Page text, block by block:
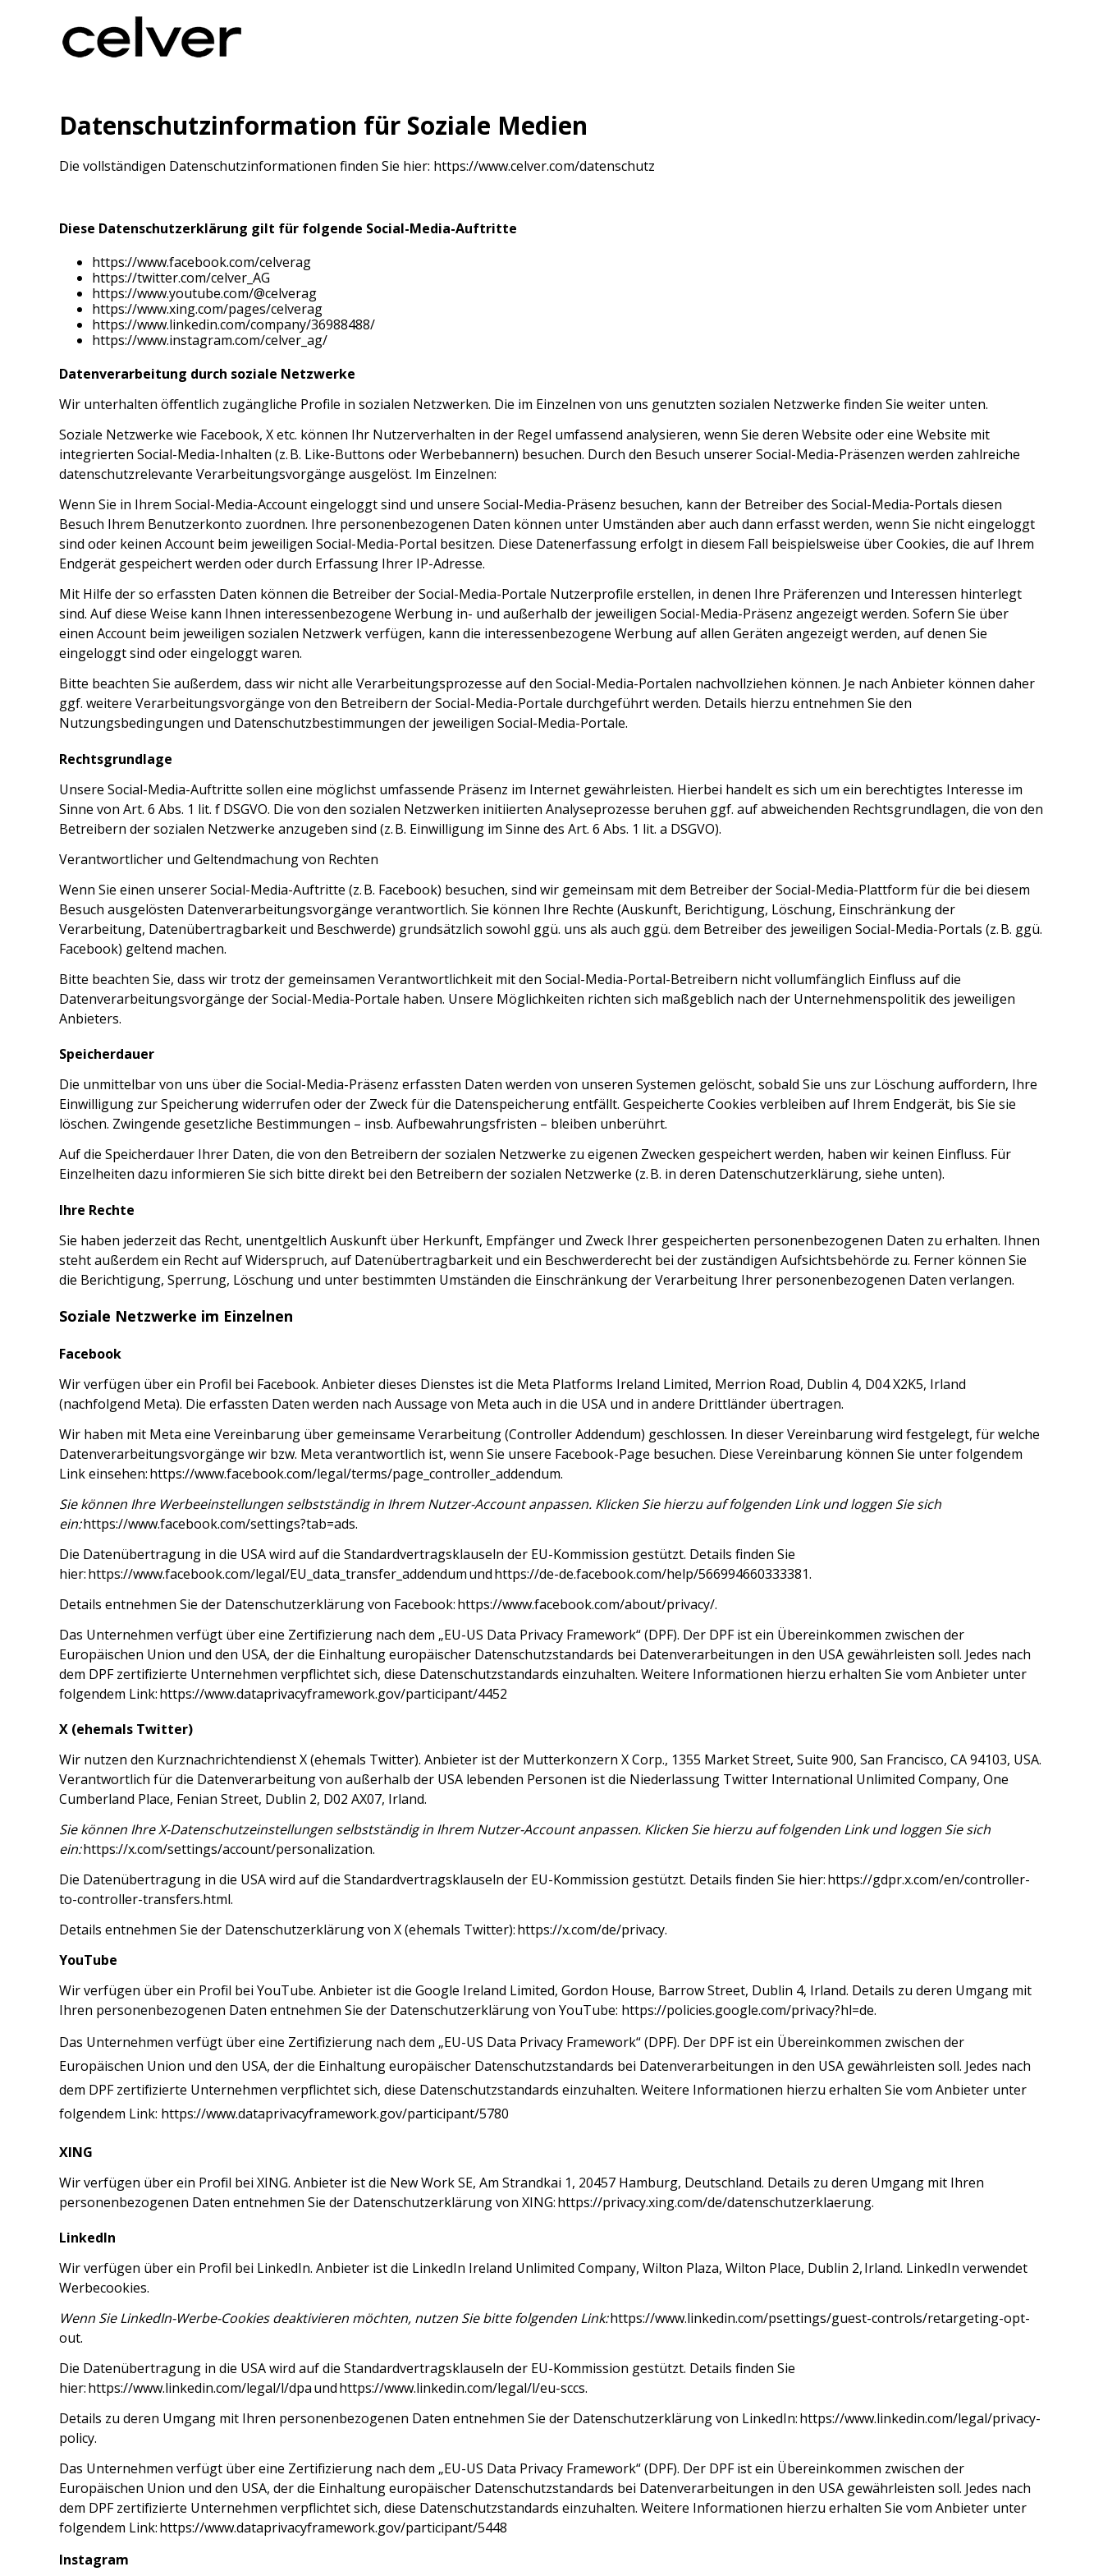
Datenschutzinformation für Soziale Medien
Die vollständigen Datenschutzinformationen finden Sie hier: https://www.celver.com/datenschutz
Diese Datenschutzerklärung gilt für folgende Social-Media-Auftritte
https://www.facebook.com/celverag
https://twitter.com/celver_AG
https://www.youtube.com/@celverag
https://www.xing.com/pages/celverag
https://www.linkedin.com/company/36988488/
https://www.instagram.com/celver_ag/
Datenverarbeitung durch soziale Netzwerke
Wir unterhalten öffentlich zugängliche Profile in sozialen Netzwerken. Die im Einzelnen von uns genutzten sozialen Netzwerke finden Sie weiter unten.
Soziale Netzwerke wie Facebook, X etc. können Ihr Nutzerverhalten in der Regel umfassend analysieren, wenn Sie deren Website oder eine Website mit
integrierten Social-Media-Inhalten (z. B. Like-Buttons oder Werbebannern) besuchen. Durch den Besuch unserer Social-Media-Präsenzen werden zahlreiche
datenschutzrelevante Verarbeitungsvorgänge ausgelöst. Im Einzelnen:
Wenn Sie in Ihrem Social-Media-Account eingeloggt sind und unsere Social-Media-Präsenz besuchen, kann der Betreiber des Social-Media-Portals diesen
Besuch Ihrem Benutzerkonto zuordnen. Ihre personenbezogenen Daten können unter Umständen aber auch dann erfasst werden, wenn Sie nicht eingeloggt
sind oder keinen Account beim jeweiligen Social-Media-Portal besitzen. Diese Datenerfassung erfolgt in diesem Fall beispielsweise über Cookies, die auf Ihrem
Endgerät gespeichert werden oder durch Erfassung Ihrer IP-Adresse.
Mit Hilfe der so erfassten Daten können die Betreiber der Social-Media-Portale Nutzerprofile erstellen, in denen Ihre Präferenzen und Interessen hinterlegt
sind. Auf diese Weise kann Ihnen interessenbezogene Werbung in- und außerhalb der jeweiligen Social-Media-Präsenz angezeigt werden. Sofern Sie über
einen Account beim jeweiligen sozialen Netzwerk verfügen, kann die interessenbezogene Werbung auf allen Geräten angezeigt werden, auf denen Sie
eingeloggt sind oder eingeloggt waren.
Bitte beachten Sie außerdem, dass wir nicht alle Verarbeitungsprozesse auf den Social-Media-Portalen nachvollziehen können. Je nach Anbieter können daher
ggf. weitere Verarbeitungsvorgänge von den Betreibern der Social-Media-Portale durchgeführt werden. Details hierzu entnehmen Sie den
Nutzungsbedingungen und Datenschutzbestimmungen der jeweiligen Social-Media-Portale.
Rechtsgrundlage
Unsere Social-Media-Auftritte sollen eine möglichst umfassende Präsenz im Internet gewährleisten. Hierbei handelt es sich um ein berechtigtes Interesse im
Sinne von Art. 6 Abs. 1 lit. f DSGVO. Die von den sozialen Netzwerken initiierten Analyseprozesse beruhen ggf. auf abweichenden Rechtsgrundlagen, die von den
Betreibern der sozialen Netzwerke anzugeben sind (z. B. Einwilligung im Sinne des Art. 6 Abs. 1 lit. a DSGVO).
Verantwortlicher und Geltendmachung von Rechten
Wenn Sie einen unserer Social-Media-Auftritte (z. B. Facebook) besuchen, sind wir gemeinsam mit dem Betreiber der Social-Media-Plattform für die bei diesem
Besuch ausgelösten Datenverarbeitungsvorgänge verantwortlich. Sie können Ihre Rechte (Auskunft, Berichtigung, Löschung, Einschränkung der
Verarbeitung, Datenübertragbarkeit und Beschwerde) grundsätzlich sowohl ggü. uns als auch ggü. dem Betreiber des jeweiligen Social-Media-Portals (z. B. ggü.
Facebook) geltend machen.
Bitte beachten Sie, dass wir trotz der gemeinsamen Verantwortlichkeit mit den Social-Media-Portal-Betreibern nicht vollumfänglich Einfluss auf die
Datenverarbeitungsvorgänge der Social-Media-Portale haben. Unsere Möglichkeiten richten sich maßgeblich nach der Unternehmenspolitik des jeweiligen
Anbieters.
Speicherdauer
Die unmittelbar von uns über die Social-Media-Präsenz erfassten Daten werden von unseren Systemen gelöscht, sobald Sie uns zur Löschung auffordern, Ihre
Einwilligung zur Speicherung widerrufen oder der Zweck für die Datenspeicherung entfällt. Gespeicherte Cookies verbleiben auf Ihrem Endgerät, bis Sie sie
löschen. Zwingende gesetzliche Bestimmungen – insb. Aufbewahrungsfristen – bleiben unberührt.
Auf die Speicherdauer Ihrer Daten, die von den Betreibern der sozialen Netzwerke zu eigenen Zwecken gespeichert werden, haben wir keinen Einfluss. Für
Einzelheiten dazu informieren Sie sich bitte direkt bei den Betreibern der sozialen Netzwerke (z. B. in deren Datenschutzerklärung, siehe unten).
Ihre Rechte
Sie haben jederzeit das Recht, unentgeltlich Auskunft über Herkunft, Empfänger und Zweck Ihrer gespeicherten personenbezogenen Daten zu erhalten. Ihnen
steht außerdem ein Recht auf Widerspruch, auf Datenübertragbarkeit und ein Beschwerderecht bei der zuständigen Aufsichtsbehörde zu. Ferner können Sie
die Berichtigung, Sperrung, Löschung und unter bestimmten Umständen die Einschränkung der Verarbeitung Ihrer personenbezogenen Daten verlangen.
Soziale Netzwerke im Einzelnen
Facebook
Wir verfügen über ein Profil bei Facebook. Anbieter dieses Dienstes ist die Meta Platforms Ireland Limited, Merrion Road, Dublin 4, D04 X2K5, Irland
(nachfolgend Meta). Die erfassten Daten werden nach Aussage von Meta auch in die USA und in andere Drittländer übertragen.
Wir haben mit Meta eine Vereinbarung über gemeinsame Verarbeitung (Controller Addendum) geschlossen. In dieser Vereinbarung wird festgelegt, für welche
Datenverarbeitungsvorgänge wir bzw. Meta verantwortlich ist, wenn Sie unsere Facebook-Page besuchen. Diese Vereinbarung können Sie unter folgendem
Link einsehen:https://www.facebook.com/legal/terms/page_controller_addendum.
Sie können Ihre Werbeeinstellungen selbstständig in Ihrem Nutzer-Account anpassen. Klicken Sie hierzu auf folgenden Link und loggen Sie sich
ein:https://www.facebook.com/settings?tab=ads.
Die Datenübertragung in die USA wird auf die Standardvertragsklauseln der EU-Kommission gestützt. Details finden Sie
hier:https://www.facebook.com/legal/EU_data_transfer_addendumundhttps://de-de.facebook.com/help/566994660333381.
Details entnehmen Sie der Datenschutzerklärung von Facebook:https://www.facebook.com/about/privacy/.
Das Unternehmen verfügt über eine Zertifizierung nach dem „EU-US Data Privacy Framework“ (DPF). Der DPF ist ein Übereinkommen zwischen der
Europäischen Union und den USA, der die Einhaltung europäischer Datenschutzstandards bei Datenverarbeitungen in den USA gewährleisten soll. Jedes nach
dem DPF zertifizierte Unternehmen verpflichtet sich, diese Datenschutzstandards einzuhalten. Weitere Informationen hierzu erhalten Sie vom Anbieter unter
folgendem Link:https://www.dataprivacyframework.gov/participant/4452
X (ehemals Twitter)
Wir nutzen den Kurznachrichtendienst X (ehemals Twitter). Anbieter ist der Mutterkonzern X Corp., 1355 Market Street, Suite 900, San Francisco, CA 94103, USA.
Verantwortlich für die Datenverarbeitung von außerhalb der USA lebenden Personen ist die Niederlassung Twitter International Unlimited Company, One
Cumberland Place, Fenian Street, Dublin 2, D02 AX07, Irland.
Sie können Ihre X-Datenschutzeinstellungen selbstständig in Ihrem Nutzer-Account anpassen. Klicken Sie hierzu auf folgenden Link und loggen Sie sich
ein:https://x.com/settings/account/personalization.
Die Datenübertragung in die USA wird auf die Standardvertragsklauseln der EU-Kommission gestützt. Details finden Sie hier:https://gdpr.x.com/en/controller-
to-controller-transfers.html.
Details entnehmen Sie der Datenschutzerklärung von X (ehemals Twitter):https://x.com/de/privacy.
YouTube
Wir verfügen über ein Profil bei YouTube. Anbieter ist die Google Ireland Limited, Gordon House, Barrow Street, Dublin 4, Irland. Details zu deren Umgang mit
Ihren personenbezogenen Daten entnehmen Sie der Datenschutzerklärung von YouTube: https://policies.google.com/privacy?hl=de.
Das Unternehmen verfügt über eine Zertifizierung nach dem „EU-US Data Privacy Framework“ (DPF). Der DPF ist ein Übereinkommen zwischen der
Europäischen Union und den USA, der die Einhaltung europäischer Datenschutzstandards bei Datenverarbeitungen in den USA gewährleisten soll. Jedes nach
dem DPF zertifizierte Unternehmen verpflichtet sich, diese Datenschutzstandards einzuhalten. Weitere Informationen hierzu erhalten Sie vom Anbieter unter
folgendem Link: https://www.dataprivacyframework.gov/participant/5780
XING
Wir verfügen über ein Profil bei XING. Anbieter ist die New Work SE, Am Strandkai 1, 20457 Hamburg, Deutschland. Details zu deren Umgang mit Ihren
personenbezogenen Daten entnehmen Sie der Datenschutzerklärung von XING:https://privacy.xing.com/de/datenschutzerklaerung.
LinkedIn
Wir verfügen über ein Profil bei LinkedIn. Anbieter ist die LinkedIn Ireland Unlimited Company, Wilton Plaza, Wilton Place, Dublin 2, Irland. LinkedIn verwendet
Werbecookies.
Wenn Sie LinkedIn-Werbe-Cookies deaktivieren möchten, nutzen Sie bitte folgenden Link:https://www.linkedin.com/psettings/guest-controls/retargeting-opt-
out.
Die Datenübertragung in die USA wird auf die Standardvertragsklauseln der EU-Kommission gestützt. Details finden Sie
hier:https://www.linkedin.com/legal/l/dpaundhttps://www.linkedin.com/legal/l/eu-sccs.
Details zu deren Umgang mit Ihren personenbezogenen Daten entnehmen Sie der Datenschutzerklärung von LinkedIn:https://www.linkedin.com/legal/privacy-
policy.
Das Unternehmen verfügt über eine Zertifizierung nach dem „EU-US Data Privacy Framework“ (DPF). Der DPF ist ein Übereinkommen zwischen der
Europäischen Union und den USA, der die Einhaltung europäischer Datenschutzstandards bei Datenverarbeitungen in den USA gewährleisten soll. Jedes nach
dem DPF zertifizierte Unternehmen verpflichtet sich, diese Datenschutzstandards einzuhalten. Weitere Informationen hierzu erhalten Sie vom Anbieter unter
folgendem Link:https://www.dataprivacyframework.gov/participant/5448
Instagram